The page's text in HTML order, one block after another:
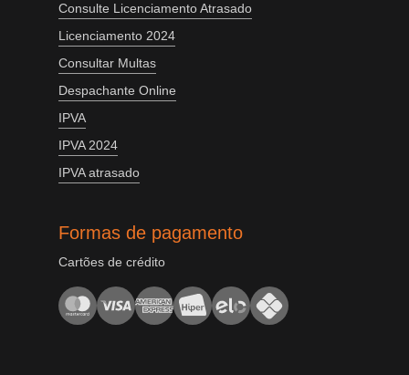
Consulte Licenciamento Atrasado
Licenciamento 2024
Consultar Multas
Despachante Online
IPVA
IPVA 2024
IPVA atrasado
Formas de pagamento
Cartões de crédito